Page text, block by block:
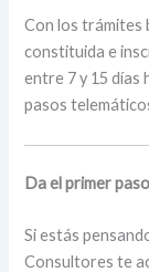
Con los trámites
constituida e
entre 7 y 15 días
pasos
Da el primer
Si estás
Consultores te